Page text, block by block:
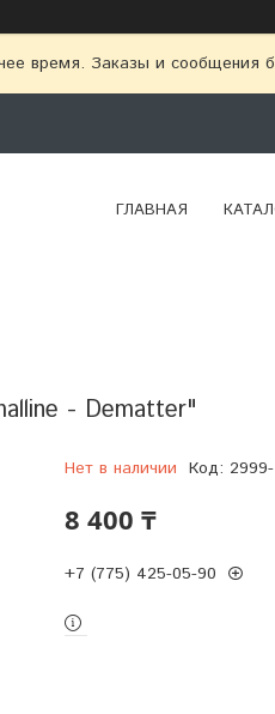
время. Заказы и сообщения
ГЛАВНАЯ
- Dematter"
Нет в наличии Код:
8 400 ₸
+7 (775) 425-05-90